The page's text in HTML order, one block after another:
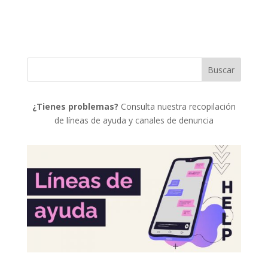
¿Tienes problemas? Consulta nuestra recopilación
de líneas de ayuda y canales de denuncia